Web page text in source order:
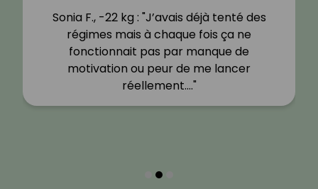
Sonia F., -22 kg : "J’avais déjà tenté des
régimes mais à chaque fois ça ne
fonctionnait pas par manque de
motivation ou peur de me lancer
réellement.…"